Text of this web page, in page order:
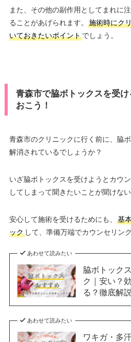
また、その他の副作用としてまれに
ることがあげられます。
施術時にク
いておきたいポイントでしょう。
青森市で脇ボトックスを受
おこう！
青森市のクリニックに行く前に、脇
解消されているでしょうか？
いざ脇ボトックスを受けようとカウ
してしまって聞きたいことが聞けない
安心して施術を受けるためにも、
基
ックして、準備万端でカウンセリン
あわせて読みたい
脇ボトック
ク｜安い？
る？徹底解説
あわせて読みたい
ワキガ・多